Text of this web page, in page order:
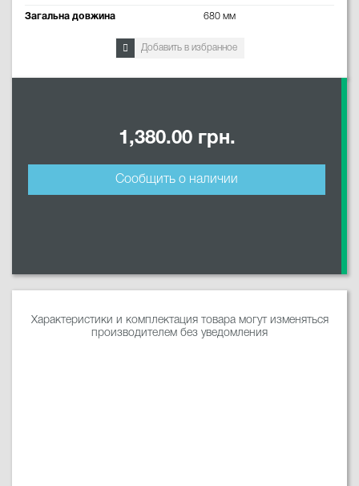
Загальна довжина 680 мм
Добавить в избранное
1,380.00 грн.
Сообщить о наличии
Характеристики и комплектация товара могут изменяться
производителем без уведомления